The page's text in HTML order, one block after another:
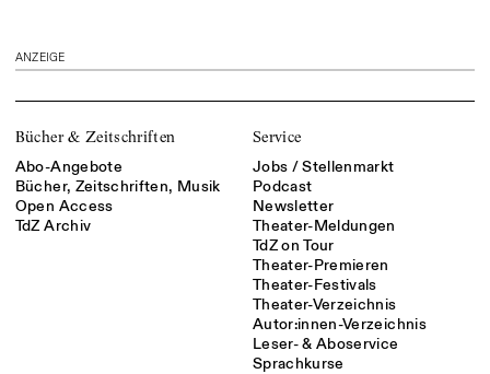
ANZEIGE
Bücher & Zeitschriften
Abo-Angebote
Bücher, Zeitschriften, Musik
Open Access
TdZ Archiv
Service
Jobs / Stellenmarkt
Podcast
Newsletter
Theater-Meldungen
TdZ on Tour
Theater-Premieren
Theater-Festivals
Theater-Verzeichnis
Autor:innen-Verzeichnis
Leser- & Aboservice
Sprachkurse